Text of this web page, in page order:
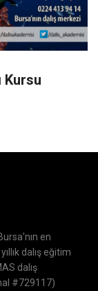
Kursu
en
dalış eğitim
dalış
#729117)